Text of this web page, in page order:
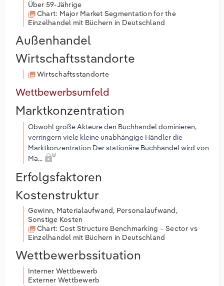
Über 59-Jährige
Chart: Major Market Segmentation for the
Einzelhandel mit Büchern in Deutschland
Außenhandel
Wirtschaftsstandorte
Wirtschaftsstandorte
Wettbewerbsumfeld
Marktkonzentration
Obwohl große Akteure den Buchhandel dominieren,
verringern viele kleine unabhängige Händler die
Marktkonzentration Der stationäre Buchhandel wird von
Ma...
Erfolgsfaktoren
Kostenstruktur
Gewinn, Materialaufwand, Personalaufwand,
Sonstige Kosten
Chart: Cost Structure Benchmarking – Sector vs
Einzelhandel mit Büchern in Deutschland
Wettbewerbssituation
Interner Wettbewerb
Externer Wettbewerb